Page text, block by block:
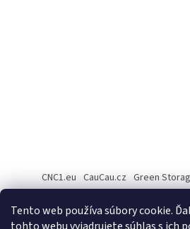
Tento web používa súbory cookie.
CNC1.eu CauCau.cz Green
Rezanie Fiber